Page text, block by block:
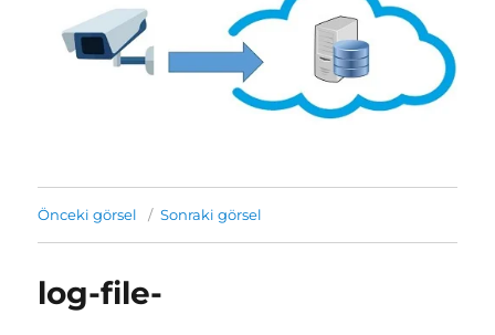
Önceki görsel Sonraki görsel
log-file-